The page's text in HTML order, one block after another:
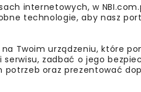
internetowych, w
technologie, aby nasz
Twoim urządzeniu, które
zadbać o jego
potrzeb oraz prezentować